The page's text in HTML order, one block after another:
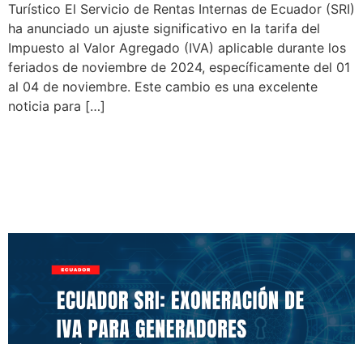
Turístico El Servicio de Rentas Internas de Ecuador (SRI)
ha anunciado un ajuste significativo en la tarifa del
Impuesto al Valor Agregado (IVA) aplicable durante los
feriados de noviembre de 2024, específicamente del 01
al 04 de noviembre. Este cambio es una excelente
noticia para […]